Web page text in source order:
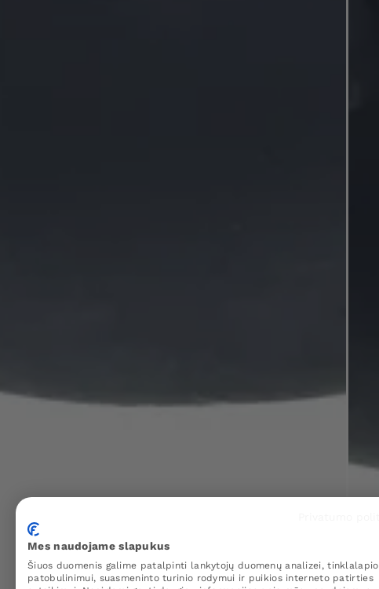
Mes naudojame slapukus
Šiuos duomenis galime patalpinti lankytojų duomenų analizei, tinklalapio
patobulinimui, suasmeninto turinio rodymui ir puikios interneto patirties